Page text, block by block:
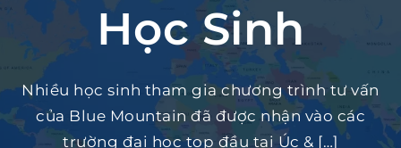
Học Sinh
Nhiều học sinh tham gia chương trình tư vấn
của Blue Mountain đã được nhận vào các
trường đại học top đầu tại Úc & […]